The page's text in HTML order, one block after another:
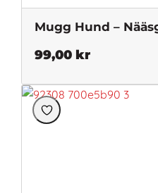
Mugg Hund –
99,00 kr